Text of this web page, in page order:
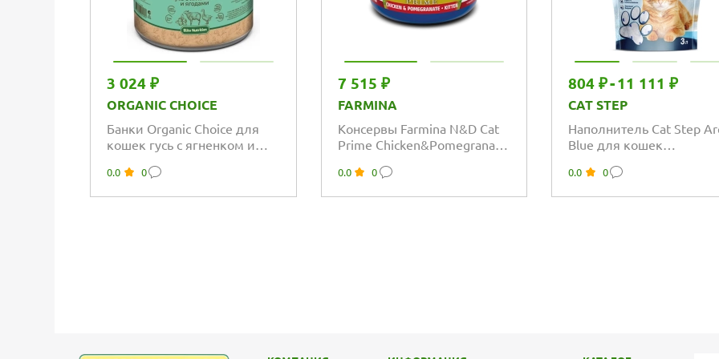
3 024 ₽
ORGANIC CHOICE
Банки Organic Сhoice для
кошек гусь с ягненком и
0.0 0
7 515 ₽
FARMINA
Консервы Farmina N&D Cat
Prime Chicken&Pomegranate
и...
0.0 0
804 ₽-11 111 ₽
CAT STEP
Наполнитель Cat Step
Blue для кошек
силикагелевый
0.0 0